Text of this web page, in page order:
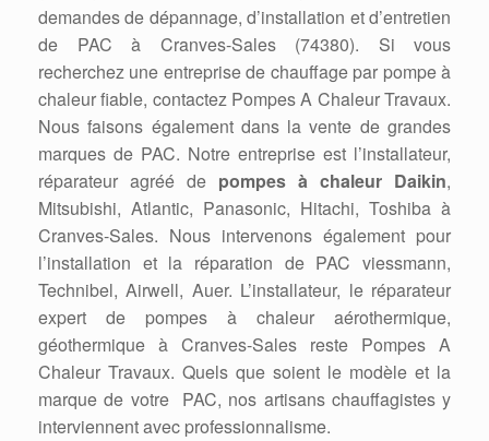
demandes de dépannage, d’installation et d’entretien
de PAC à Cranves-Sales (74380). Si vous
recherchez une entreprise de chauffage par pompe à
chaleur fiable, contactez Pompes A Chaleur Travaux.
Nous faisons également dans la vente de grandes
marques de PAC. Notre entreprise est l’installateur,
réparateur agréé de pompes à chaleur Daikin,
Mitsubishi, Atlantic, Panasonic, Hitachi, Toshiba à
Cranves-Sales. Nous intervenons également pour
l’installation et la réparation de PAC viessmann,
Technibel, Airwell, Auer. L’installateur, le réparateur
expert de pompes à chaleur aérothermique,
géothermique à Cranves-Sales reste Pompes A
Chaleur Travaux. Quels que soient le modèle et la
marque de votre PAC, nos artisans chauffagistes y
interviennent avec professionnalisme.